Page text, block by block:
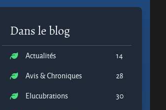
Dans le blog
Actualités
14
Avis & Chroniques
28
Elucubrations
30